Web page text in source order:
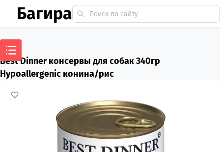
Багира
Best Dinner консервы для собак 340гр
Hypoallergenic конина/рис